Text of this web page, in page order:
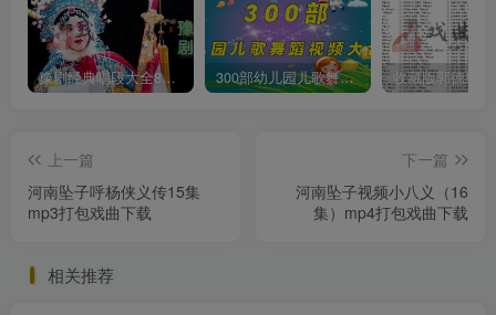
豫剧经典唱段大全850首mp3打包戏曲下载 300部幼儿园儿歌舞蹈视频大合集
上一篇
河南坠子呼杨侠义传15集
mp3打包戏曲下载
下一篇
河南坠子视频小八义（16
集）mp4打包戏曲下载
相关推荐